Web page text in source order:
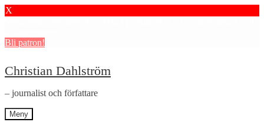
X
Bli patron!
Hoppa
till
navigering
Hoppa
till
innehåll
Christian Dahlström
– journalist och författare
Meny